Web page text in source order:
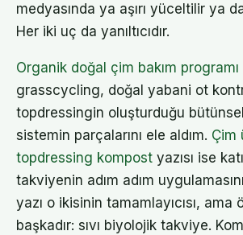
medyasında ya aşırı yüceltilir ya
Her iki uç da yanıltıcıdır.
Organik doğal çim bakım programı
grasscycling, doğal yabani ot
topdressingin oluşturduğu
sistemin parçalarını ele aldım. Çim
topdressing kompost yazısı ise
takviyenin adım adım
yazı o ikisinin tamamlayıcısı, ama
başkadır: sıvı biyolojik takviye.